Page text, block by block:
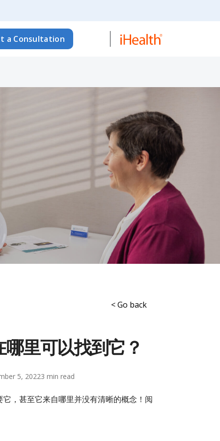
a Consultation
< Go back
里可以找到它？
5, 20223
，甚至它来自哪里并没有清晰的概念！阅